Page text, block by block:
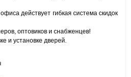
действует гибкая система скидок
оптовиков и снабженцев!
и установке дверей.